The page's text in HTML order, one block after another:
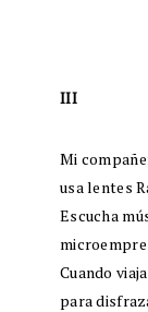
III
Mi
usa lentes
Escucha
Cuando
para